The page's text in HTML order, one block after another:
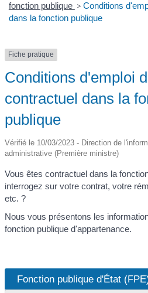
fonction publique > Conditions
dans la fonction publique
Fiche pratique
Conditions d'emploi
contractuel dans la
publique
Vérifié le 10/03/2023 - Direction de
administrative (Première ministre)
Vous êtes contractuel dans la
interrogez sur votre contrat, votre
etc. ?
Nous vous présentons les
fonction publique d'appartenance.
Fonction publique d'État